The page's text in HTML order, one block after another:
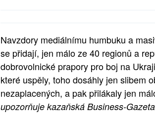
Navzdory mediálnímu humbuku a
se přidají, jen málo ze 40 regionů a
dobrovolnické prapory pro boj na
které uspěly, toho dosáhly jen slibem
nezaplacených, a pak přilákaly jen
upozorňuje kazaňská Business-Gazeta